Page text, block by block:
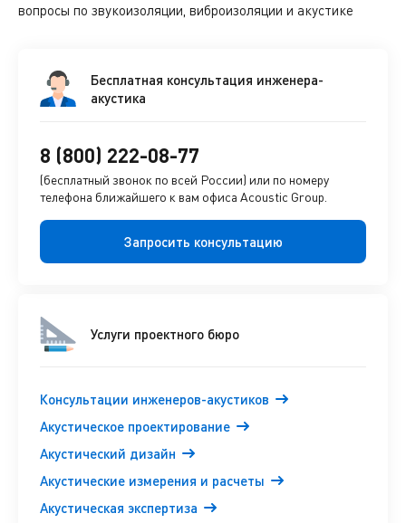
вопросы по звукоизоляции, виброизоляции и акустике
Бесплатная консультация инженера-
акустика
8 (800) 222-08-77
(бесплатный звонок по всей России) или по номеру
телефона ближайшего к вам офиса Acoustic Group.
Запросить консультацию
Услуги проектного бюро
Консультации инженеров-акустиков
Акустическое проектирование
Акустический дизайн
Акустические измерения и расчеты
Акустическая экспертиза